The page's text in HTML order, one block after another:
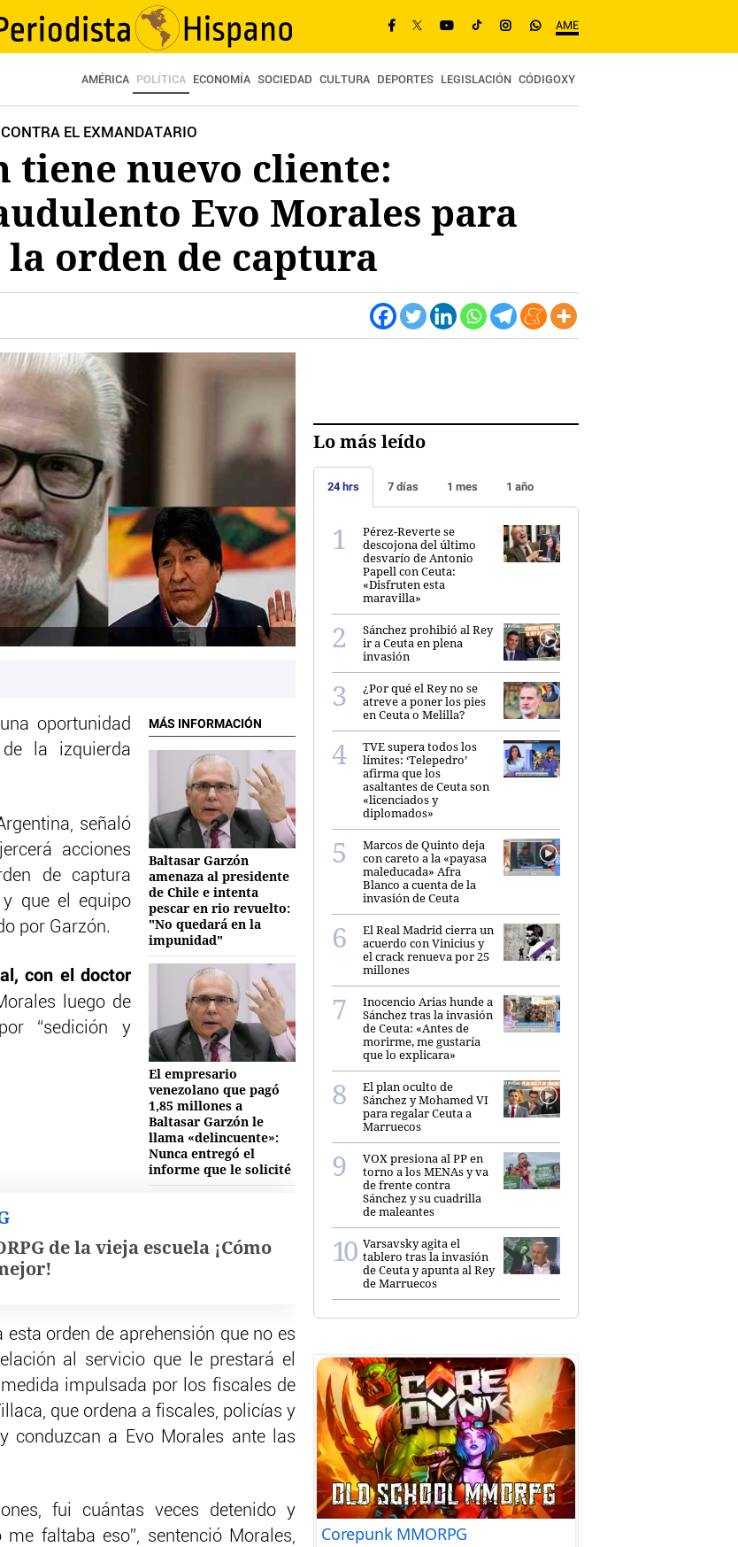
AME
AMÉRICA POLÍTICA ECONOMÍA SOCIEDAD CULTURA DEPORTES LEGISLACIÓN CÓDIGOXY
EL EXMANDATARIO
tiene nuevo cliente:
Evo Morales para
orden de captura
MÁS INFORMACIÓN
Baltasar Garzón
amenaza al presidente
de Chile e intenta
pescar en rio revuelto:
"No quedará en la
impunidad"
El empresario
venezolano que pagó
1,85 millones a
Baltasar Garzón le
llama «delincuente»:
Nunca entregó el
informe que le solicité
oportunidad
la izquierda
señaló
acciones
de captura
que el equipo
por Garzón.
con el doctor
luego de
“sedición y
de la vieja escuela ¡Cómo
orden de aprehensión que no es
al servicio que le prestará el
impulsada por los fiscales de
que ordena a fiscales, policías y
conduzcan a Evo Morales ante las
fui cuántas veces detenido y
faltaba eso”, sentenció Morales,
Lo más leído
24 hrs 7 días 1 mes 1 año
Pérez-Reverte se
descojona del último
desvarío de Antonio
Papell con Ceuta:
«Disfruten esta
maravilla»
Sánchez prohibió al Rey
ir a Ceuta en plena
invasión
¿Por qué el Rey no se
atreve a poner los pies
en Ceuta o Melilla?
TVE supera todos los
límites: ‘Telepedro’
afirma que los
asaltantes de Ceuta son
«licenciados y
diplomados»
Marcos de Quinto deja
con careto a la «payasa
maleducada» Afra
Blanco a cuenta de la
invasión de Ceuta
El Real Madrid cierra un
acuerdo con Vinicius y
el crack renueva por 25
millones
Inocencio Arias hunde a
Sánchez tras la invasión
de Ceuta: «Antes de
morirme, me gustaría
que lo explicara»
El plan oculto de
Sánchez y Mohamed VI
para regalar Ceuta a
Marruecos
VOX presiona al PP en
torno a los MENAs y va
de frente contra
Sánchez y su cuadrilla
de maleantes
Varsavsky agita el
tablero tras la invasión
de Ceuta y apunta al Rey
de Marruecos
Corepunk MMORPG